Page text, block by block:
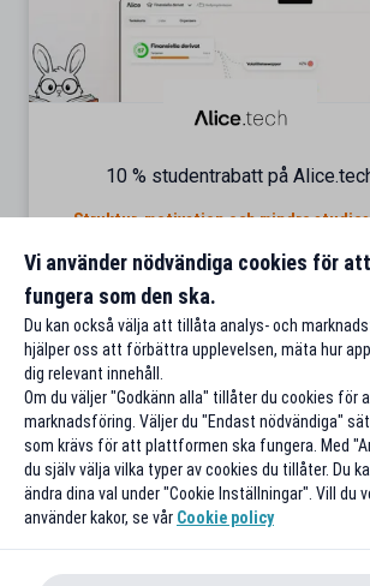
10 % studentrabatt på
Struktur, motivation och mindre
Till rabatten
Vi använder nödvändiga cookies för
fungera som den ska.
Du kan också välja att tillåta analys- och
hjälper oss att förbättra upplevelsen, mäta hur
dig relevant innehåll.
Om du väljer "Godkänn alla" tillåter du cookies för
marknadsföring. Väljer du "Endast nödvändiga"
som krävs för att plattformen ska fungera. Med
du själv välja vilka typer av cookies du tillåter. Du
ändra dina val under "Cookie Inställningar". Vill du
använder kakor, se vår Cookie policy